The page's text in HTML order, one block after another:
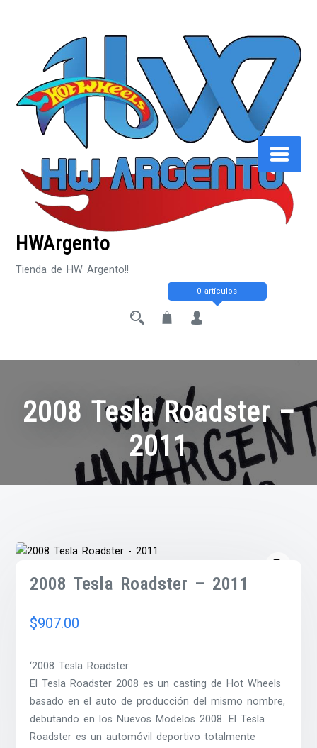
HWArgento
Tienda de HW Argento!!
0 artículos
2008 Tesla Roadster –
2011
2008 Tesla Roadster – 2011
$907.00
‘2008 Tesla Roadster
El Tesla Roadster 2008 es un casting de Hot Wheels
basado en el auto de producción del mismo nombre,
debutando en los Nuevos Modelos 2008. El Tesla
Roadster es un automóvil deportivo totalmente